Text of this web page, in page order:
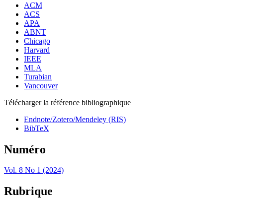
ACM
ACS
APA
ABNT
Chicago
Harvard
IEEE
MLA
Turabian
Vancouver
Télécharger la référence bibliographique
Endnote/Zotero/Mendeley (RIS)
BibTeX
Numéro
Vol. 8 No 1 (2024)
Rubrique